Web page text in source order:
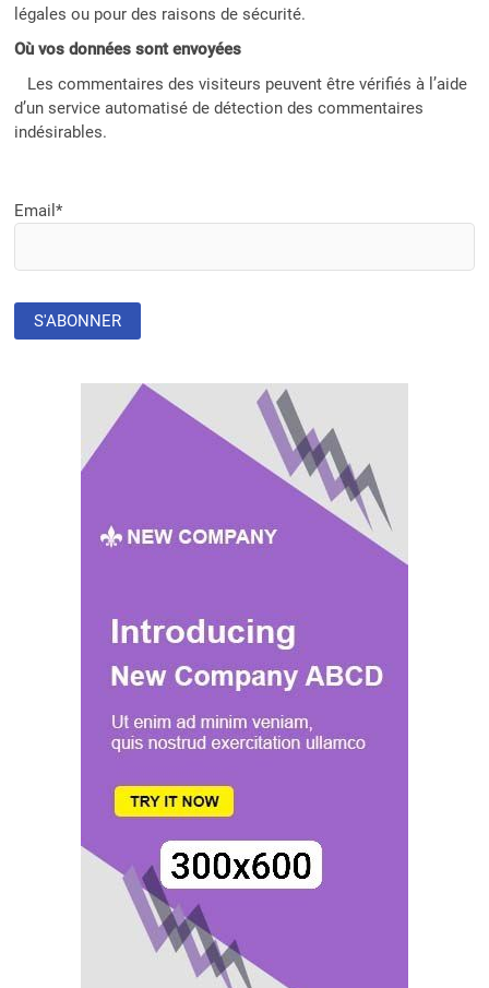
légales ou pour des raisons de sécurité.
Où vos données sont envoyées
Les commentaires des visiteurs peuvent être vérifiés à l’aide
d’un service automatisé de détection des commentaires
indésirables.
Email*